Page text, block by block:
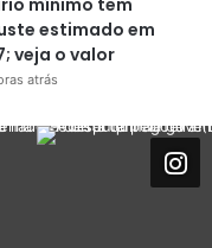
estimado em
veja o valor
atrás